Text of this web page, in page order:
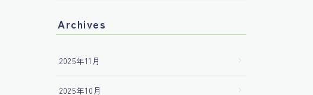
Archives
2025年11月
2025年10月